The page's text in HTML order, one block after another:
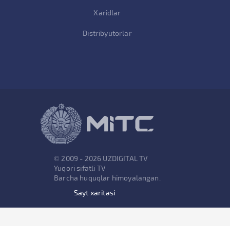
Xaridlar
Distribyutorlar
© 2009 - 2026 UZDIGITAL TV
Yuqori sifatli TV
Barcha huquqlar himoyalangan.
Sayt xaritasi